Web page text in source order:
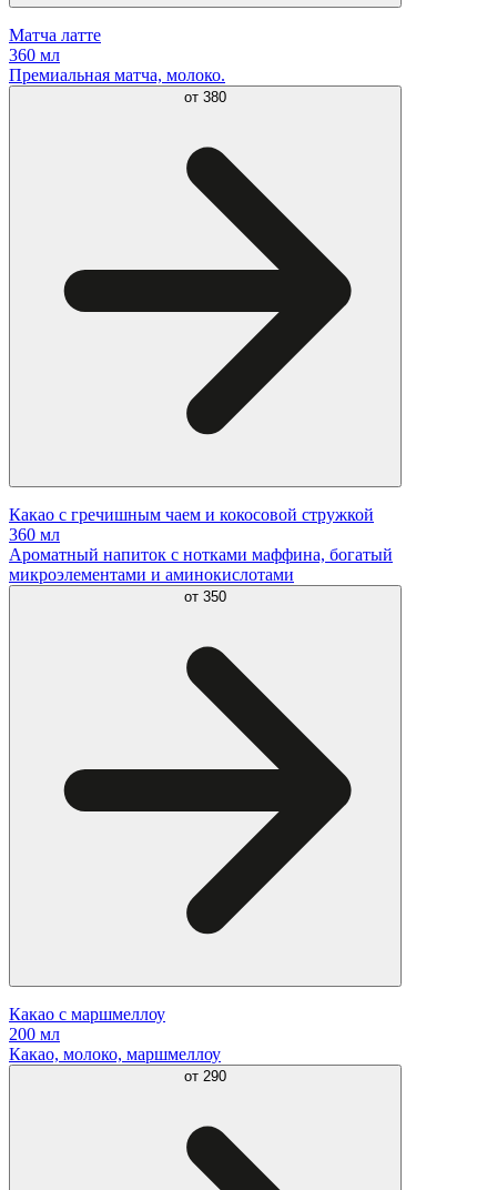
Матча латте
360 мл
Премиальная матча, молоко.
от 380
Какао с гречишным чаем и кокосовой стружкой
360 мл
Ароматный напиток с нотками маффина, богатый
микроэлементами и аминокислотами
от 350
Какао с маршмеллоу
200 мл
Какао, молоко, маршмеллоу
от 290